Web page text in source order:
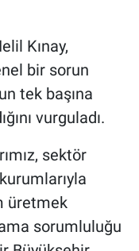
Kınay,
bir sorun
tek başına
vurguladı.
sektör
üretmek
sorumluluğu